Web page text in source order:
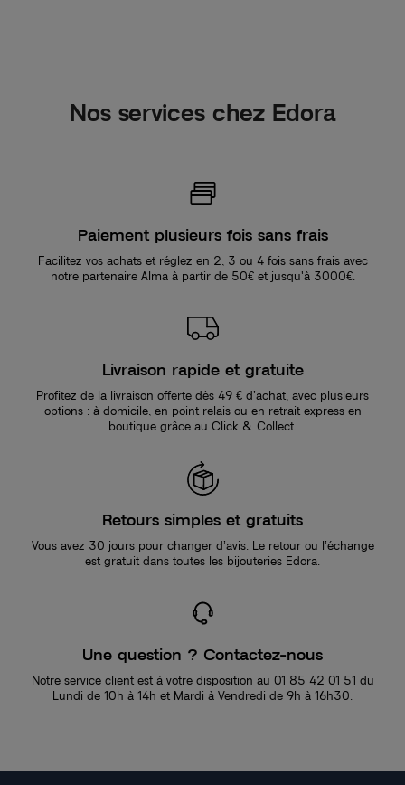
Nos services chez Edora
Paiement plusieurs fois sans frais
Facilitez vos achats et réglez en 2, 3 ou 4 fois sans frais avec
notre partenaire Alma à partir de 50€ et jusqu'à 3000€.
Livraison rapide et gratuite
Profitez de la livraison offerte dès 49 € d’achat, avec plusieurs
options : à domicile, en point relais ou en retrait express en
boutique grâce au Click & Collect.
Retours simples et gratuits
Vous avez 30 jours pour changer d’avis. Le retour ou l’échange
est gratuit dans toutes les bijouteries Edora.
Une question ? Contactez-nous
Notre service client est à votre disposition au 01 85 42 01 51 du
Lundi de 10h à 14h et Mardi à Vendredi de 9h à 16h30.